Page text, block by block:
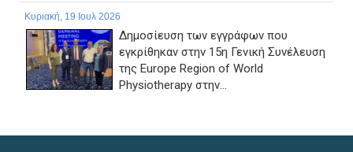
Κυριακή, 19 Ιουλ 2026
Δημοσίευση των εγγράφων που
εγκρίθηκαν στην 15η Γενική Συνέλευση
της Europe Region of World
Physiotherapy στην...
ΠΑΡΑΤΑΣΗ ΗΜΕΡΟΜΗΝΙΑΣ ΥΠΟΒΟΛΗΣ